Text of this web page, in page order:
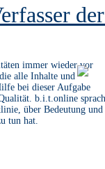
immer wieder vor
alle Inhalte und
bei dieser Aufgabe
b.i.t.online sprach
über Bedeutung und
tun hat.